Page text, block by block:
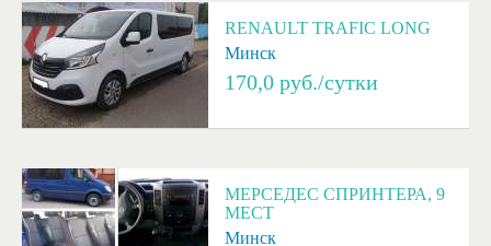
RENAULT TRAFIC LONG
Минск
170,0 руб./сутки
МЕРСЕДЕС СПРИНТЕРА, 9
МЕСТ
Минск